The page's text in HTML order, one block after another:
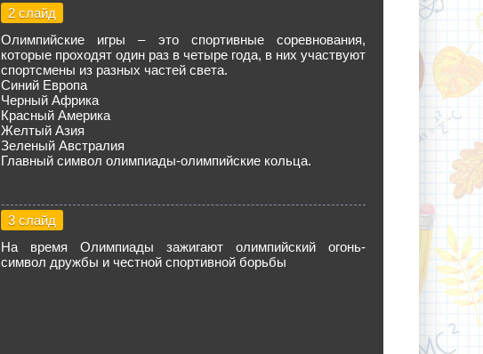
2 слайд
Олимпийские игры – это спортивные соревнования,
которые проходят один раз в четыре года, в них участвуют
спортсмены из разных частей света.
Синий Европа
Черный Африка
Красный Америка
Желтый Азия
Зеленый Австралия
Главный символ олимпиады-олимпийские кольца.
3 слайд
На время Олимпиады зажигают олимпийский огонь-
символ дружбы и честной спортивной борьбы